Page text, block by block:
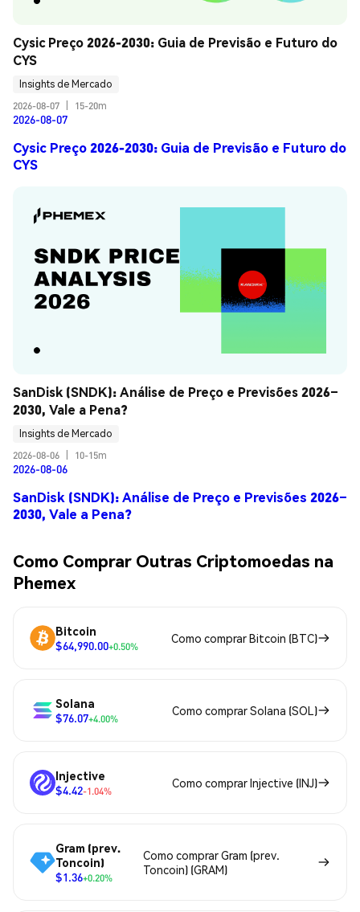
Cysic Preço 2026-2030: Guia de Previsão e Futuro do
CYS
Insights de Mercado
2026-08-07
15-20m
2026-08-07
Cysic Preço 2026-2030: Guia de Previsão e Futuro do
CYS
SanDisk (SNDK): Análise de Preço e Previsões 2026–
2030, Vale a Pena?
Insights de Mercado
2026-08-06
10-15m
2026-08-06
SanDisk (SNDK): Análise de Preço e Previsões 2026–
2030, Vale a Pena?
Como Comprar Outras Criptomoedas na
Phemex
Bitcoin
$64,990.00+0.50%
Como comprar Bitcoin (BTC)
Solana
$76.07+4.00%
Como comprar Solana (SOL)
Injective
$4.42-1.04%
Como comprar Injective (INJ)
Gram (prev.
Toncoin)
$1.36+0.20%
Como comprar Gram (prev.
Toncoin) (GRAM)